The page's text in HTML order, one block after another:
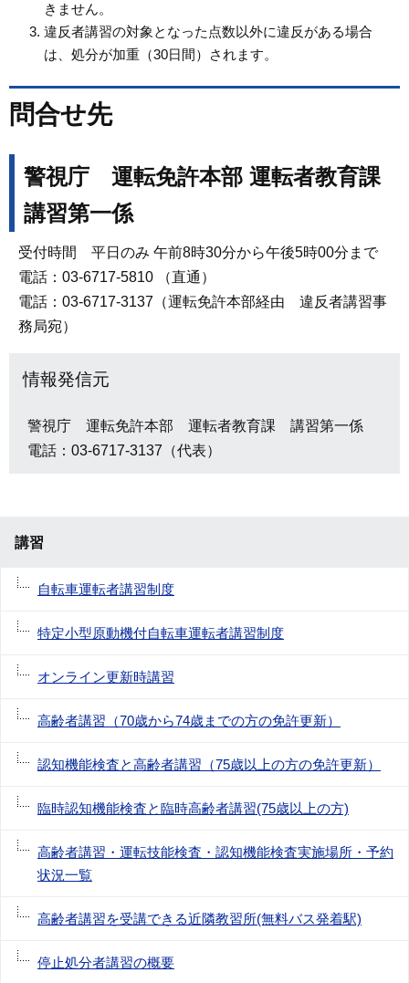
きません。
違反者講習の対象となった点数以外に違反がある場合
は、処分が加重（30日間）されます。
問合せ先
警視庁 運転免許本部 運転者教育課
講習第一係
受付時間 平日のみ 午前8時30分から午後5時00分まで
電話：03-6717-5810 （直通）
電話：03-6717-3137（運転免許本部経由 違反者講習事
務局宛）
情報発信元
警視庁 運転免許本部 運転者教育課 講習第一係
電話：03-6717-3137（代表）
講習
自転車運転者講習制度
特定小型原動機付自転車運転者講習制度
オンライン更新時講習
高齢者講習（70歳から74歳までの方の免許更新）
認知機能検査と高齢者講習（75歳以上の方の免許更新）
臨時認知機能検査と臨時高齢者講習(75歳以上の方)
高齢者講習・運転技能検査・認知機能検査実施場所・予約
状況一覧
高齢者講習を受講できる近隣教習所(無料バス発着駅)
停止処分者講習の概要